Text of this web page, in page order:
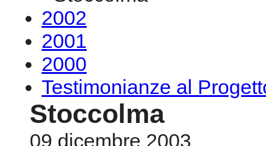
2002
2001
2000
Testimonianze al
Stoccolma
09 dicembre 2003